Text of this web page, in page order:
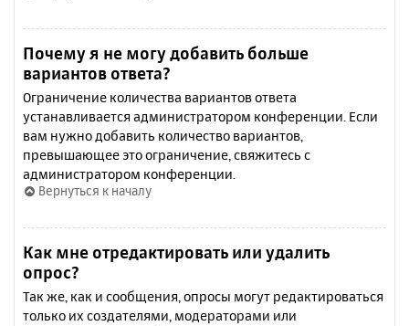
Почему я не могу добавить больше
вариантов ответа?
Ограничение количества вариантов ответа
устанавливается администратором конференции. Если
вам нужно добавить количество вариантов,
превышающее это ограничение, свяжитесь с
администратором конференции.
Вернуться к началу
Как мне отредактировать или удалить
опрос?
Так же, как и сообщения, опросы могут редактироваться
только их создателями, модераторами или